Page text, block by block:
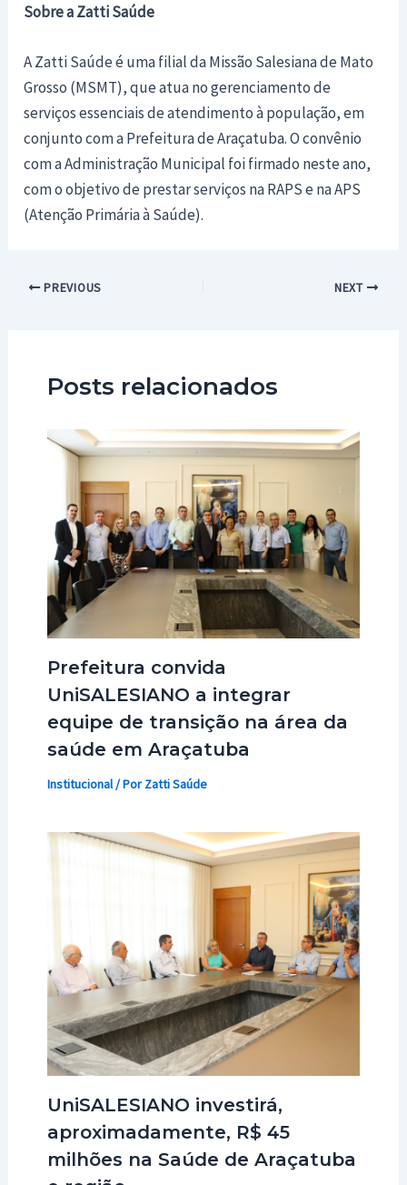
Sobre a Zatti Saúde
A Zatti Saúde é uma filial da Missão Salesiana de Mato
Grosso (MSMT), que atua no gerenciamento de
serviços essenciais de atendimento à população, em
conjunto com a Prefeitura de Araçatuba. O convênio
com a Administração Municipal foi firmado neste ano,
com o objetivo de prestar serviços na RAPS e na APS
(Atenção Primária à Saúde).
Post PREVIOUS NEXT
Posts relacionados
Prefeitura convida
UniSALESIANO a integrar
equipe de transição na área da
saúde em Araçatuba
Institucional/ PorZatti Saúde
UniSALESIANO investirá,
aproximadamente, R$ 45
milhões na Saúde de Araçatuba